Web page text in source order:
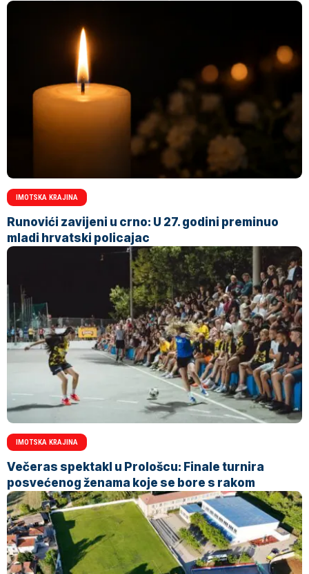
IMOTSKA KRAJINA
Runovići zavijeni u crno: U 27. godini preminuo
mladi hrvatski policajac
IMOTSKA KRAJINA
Večeras spektakl u Prološcu: Finale turnira
posvećenog ženama koje se bore s rakom